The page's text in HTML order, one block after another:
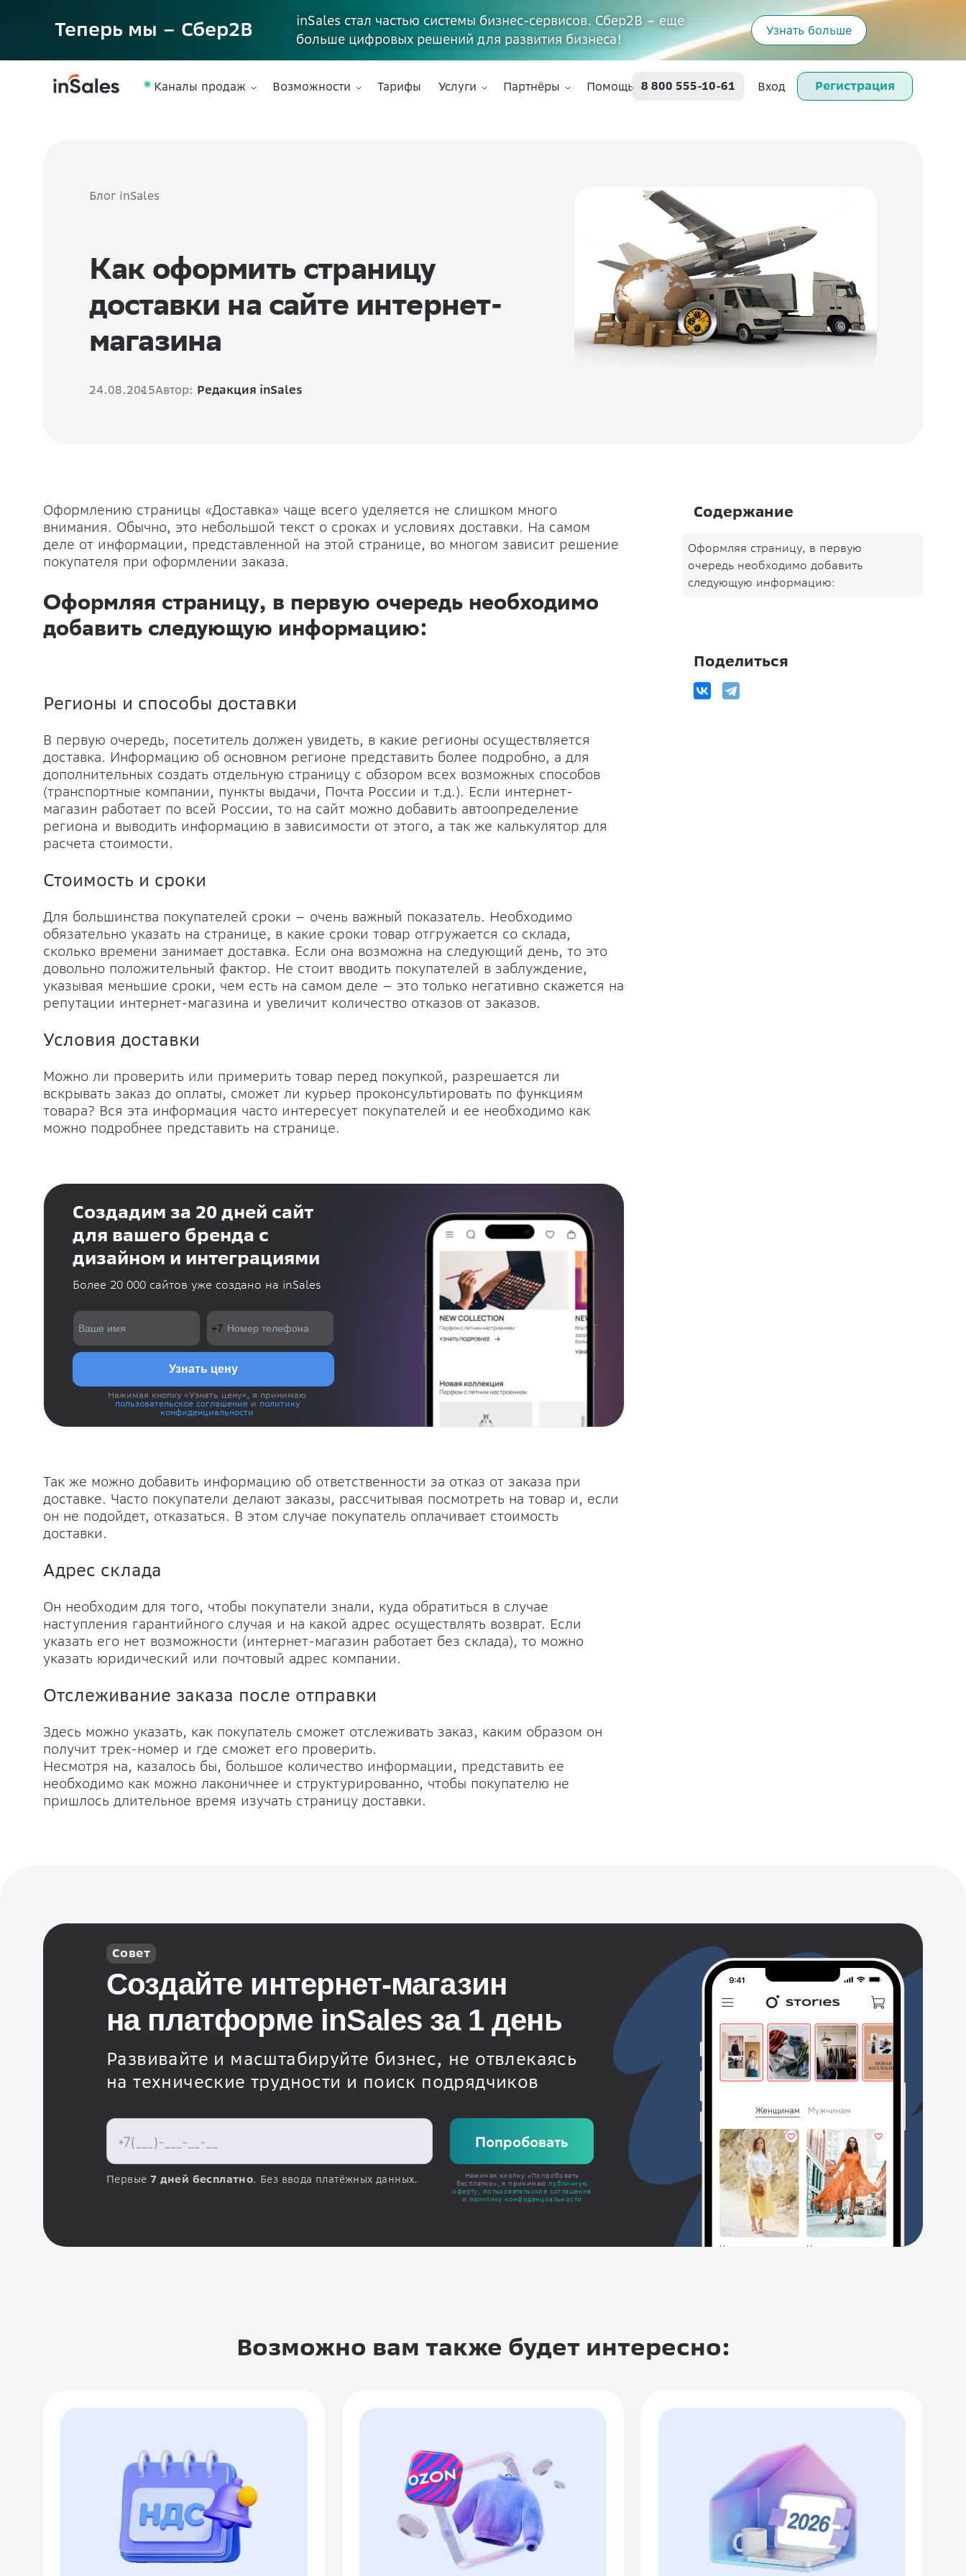
Теперь мы – Сбер2B
inSales стал частью системы бизнес-сервисов. Сбер2В – еще
больше цифровых решений для развития бизнеса!
Узнать больше
Каналы продаж Возможности Тарифы Услуги Партнёры Помощь 8 800 555-10-61 Вход Регистрация
Блог inSales
Как оформить страницу
доставки на сайте интернет-
магазина
24.08.2015Автор: Редакция inSales
Оформлению страницы «Доставка» чаще всего уделяется не слишком много
внимания. Обычно, это небольшой текст о сроках и условиях доставки. На самом
деле от информации, представленной на этой странице, во многом зависит решение
покупателя при оформлении заказа.
Оформляя страницу, в первую очередь необходимо
добавить следующую информацию:
Регионы и способы доставки
В первую очередь, посетитель должен увидеть, в какие регионы осуществляется
доставка. Информацию об основном регионе представить более подробно, а для
дополнительных создать отдельную страницу с обзором всех возможных способов
(транспортные компании, пункты выдачи, Почта России и т.д.). Если интернет-
магазин работает по всей России, то на сайт можно добавить автоопределение
региона и выводить информацию в зависимости от этого, а так же калькулятор для
расчета стоимости.
Стоимость и сроки
Для большинства покупателей сроки – очень важный показатель. Необходимо
обязательно указать на странице, в какие сроки товар отгружается со склада,
сколько времени занимает доставка. Если она возможна на следующий день, то это
довольно положительный фактор. Не стоит вводить покупателей в заблуждение,
указывая меньшие сроки, чем есть на самом деле – это только негативно скажется на
репутации интернет-магазина и увеличит количество отказов от заказов.
Условия доставки
Можно ли проверить или примерить товар перед покупкой, разрешается ли
вскрывать заказ до оплаты, сможет ли курьер проконсультировать по функциям
товара? Вся эта информация часто интересует покупателей и ее необходимо как
можно подробнее представить на странице.
Создадим за 20 дней сайт
для вашего бренда с
дизайном и интеграциями
Более 20 000 сайтов уже создано на inSales
Нажимая кнопку «Узнать цену», я принимаю
пользовательское соглашениеи политику
конфиденциальности
Так же можно добавить информацию об ответственности за отказ от заказа при
доставке. Часто покупатели делают заказы, рассчитывая посмотреть на товар и, если
он не подойдет, отказаться. В этом случае покупатель оплачивает стоимость
доставки.
Адрес склада
Он необходим для того, чтобы покупатели знали, куда обратиться в случае
наступления гарантийного случая и на какой адрес осуществлять возврат. Если
указать его нет возможности (интернет-магазин работает без склада), то можно
указать юридический или почтовый адрес компании.
Отслеживание заказа после отправки
Здесь можно указать, как покупатель сможет отслеживать заказ, каким образом он
получит трек-номер и где сможет его проверить.
Несмотря на, казалось бы, большое количество информации, представить ее
необходимо как можно лаконичнее и структурированно, чтобы покупателю не
пришлось длительное время изучать страницу доставки.
Содержание
Оформляя страницу, в первую
очередь необходимо добавить
следующую информацию:
Поделиться
Совет
Создайте интернет-магазин
на платформе inSales за 1 день
Развивайте и масштабируйте бизнес, не отвлекаясь
на технические трудности и поиск подрядчиков
Первые 7 дней бесплатно. Без ввода платёжных данных.
Нажимая кнопку «Попробовать
бесплатно», я принимаю публичную
оферту, пользовательское соглашение
и политику конфиденциальности
Возможно вам также будет интересно: